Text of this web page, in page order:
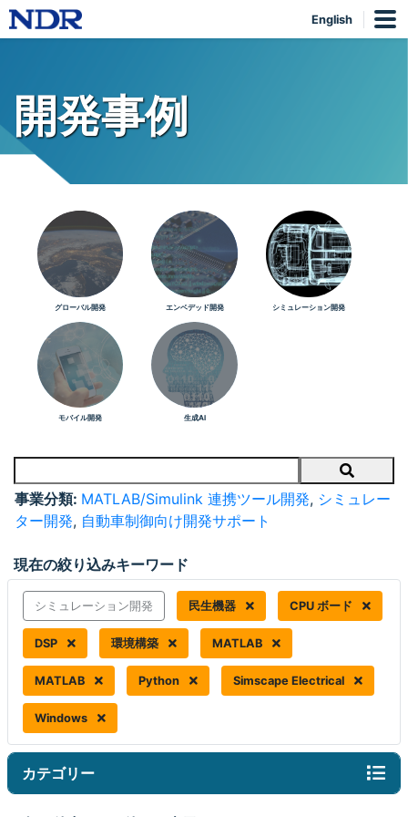
English
開発事例
グローバル開発 エンベデッド開発 シミュレーション開発
モバイル開発 生成AI
Search
事業分類: MATLAB/Simulink 連携ツール開発, シミュレー
ター開発, 自動車制御向け開発サポート
現在の絞り込みキーワード
シミュレーション開発 民生機器 CPU ボード
DSP 環境構築 MATLAB
MATLAB Python Simscape Electrical
Windows
カテゴリー